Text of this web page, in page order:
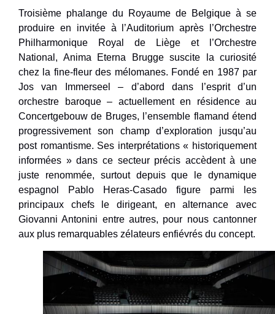
Troisième phalange du Royaume de Belgique à se
produire en invitée à l’Auditorium après l’Orchestre
Philharmonique Royal de Liège et l’Orchestre
National, Anima Eterna Brugge suscite la curiosité
chez la fine-fleur des mélomanes. Fondé en 1987 par
Jos van Immerseel – d’abord dans l’esprit d’un
orchestre baroque – actuellement en résidence au
Concertgebouw de Bruges, l’ensemble flamand étend
progressivement son champ d’exploration jusqu’au
post romantisme. Ses interprétations « historiquement
informées » dans ce secteur précis accèdent à une
juste renommée, surtout depuis que le dynamique
espagnol Pablo Heras-Casado figure parmi les
principaux chefs le dirigeant, en alternance avec
Giovanni Antonini entre autres, pour nous cantonner
aux plus remarquables zélateurs enfiévrés du concept.